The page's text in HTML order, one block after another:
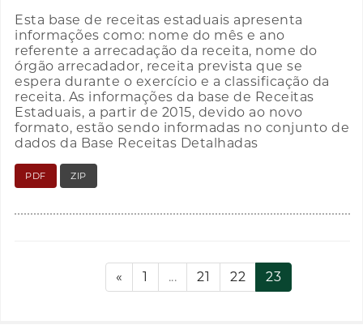
Esta base de receitas estaduais apresenta
informações como: nome do mês e ano
referente a arrecadação da receita, nome do
órgão arrecadador, receita prevista que se
espera durante o exercício e a classificação da
receita. As informações da base de Receitas
Estaduais, a partir de 2015, devido ao novo
formato, estão sendo informadas no conjunto de
dados da Base Receitas Detalhadas
PDF ZIP
« 1 ... 21 22 23